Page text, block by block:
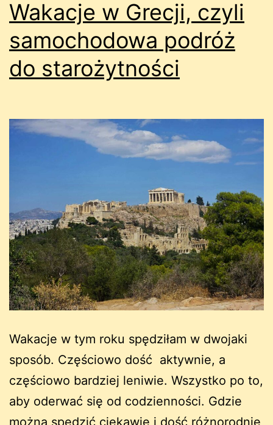
Wakacje w Grecji, czyli
samochodowa podróż
do starożytności
Wakacje w tym roku spędziłam w dwojaki
sposób. Częściowo dość aktywnie, a
częściowo bardziej leniwie. Wszystko po to,
aby oderwać się od codzienności. Gdzie
można spędzić ciekawie i dość różnorodnie